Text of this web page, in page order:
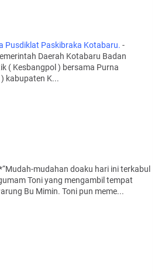
Pusdiklat Paskibraka Kotabaru. -
Daerah Kotabaru Badan
( Kesbangpol ) bersama Purna
kabupaten K...
mudahan doaku hari ini terkabul
Toni yang mengambil tempat
Bu Mimin. Toni pun meme...